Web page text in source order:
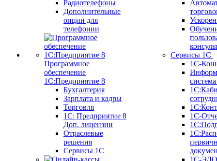
Радиотелефоны
Дополнительные
опции для
телефонии
Программное
обеспечение
1С:Предприятие 8
Бухгалтерия
Зарплата и кадры
Торговля
1C: Предприятие 8
Доп. лицензии
Отраслевые
решения
Сервисы 1С
Сервисы 1С
1С-
1С-
1С-ЭДО